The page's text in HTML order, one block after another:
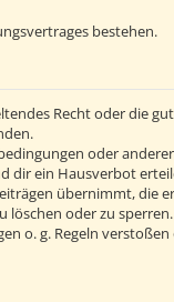
bestehen.
Recht oder die
oder
dir ein Hausverbot
übernimmt, die
löschen oder zu sperren.
o. g. Regeln